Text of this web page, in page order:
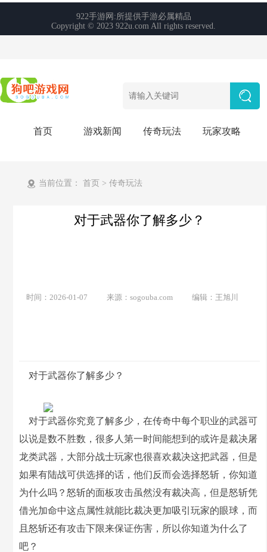
首页 游戏新闻 传奇玩法 玩家攻略
当前位置： 首页 > 传奇玩法
对于武器你了解多少？
时间：2026-01-07 来源：sogouba.com 编辑：王旭川
对于武器你了解多少？
对于武器你究竟了解多少，在传奇中每个职业的武器可
以说是数不胜数，很多人第一时间能想到的或许是裁决屠
龙类武器，大部分战士玩家也很喜欢裁决这把武器，但是
如果有陆战可供选择的话，他们反而会选择怒斩，你知道
为什么吗？怒斩的面板攻击虽然没有裁决高，但是怒斩凭
借光加命中这点属性就能比裁决更加吸引玩家的眼球，而
且怒斩还有攻击下限来保证伤害，所以你知道为什么了
吧？